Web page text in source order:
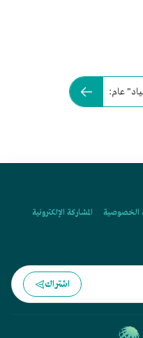
عام:
الخصوصية
المشاركة الإلكترونية
اشتراك